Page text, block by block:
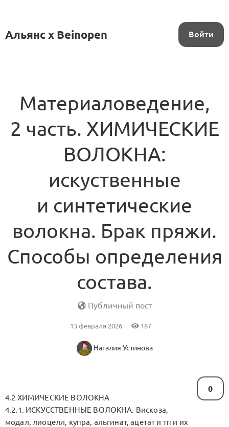
Альянс x Beinopen Войти
Материаловедение,
2 часть. ХИМИЧЕСКИЕ
ВОЛОКНА:
искуственные
и синтетические
волокна. Брак пряжи.
Способы определения
состава.
Публичный пост
13 февраля 2026 187
Наталия Устинова
0
4.2 ХИМИЧЕСКИЕ ВОЛОКНА
4.2.1. ИСКУССТВЕННЫЕ ВОЛОКНА. Вискоза,
модал, лиоцелл, купра, альгинат, ацетат и тп и их